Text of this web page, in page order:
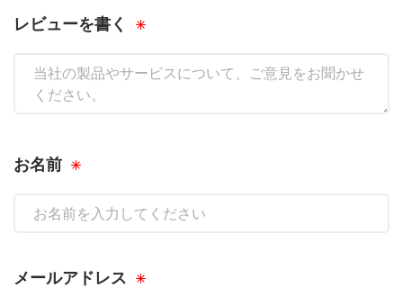
レビューを書く
お名前
メールアドレス